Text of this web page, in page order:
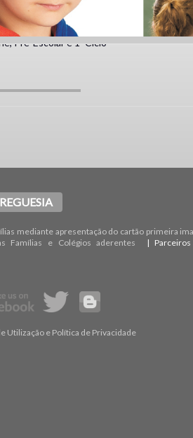
Pré-Escolar e 1º Ciclo
mediante apresentação do cartão primeira
Famílias e Colégios aderentes |
Utilização e Política de Privacidade